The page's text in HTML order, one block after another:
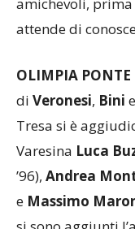
attende di
diVeronesi ,Bini
Tresa si è
VaresinaLuca
’96),Andrea
eMassimo
si sono aggiunti